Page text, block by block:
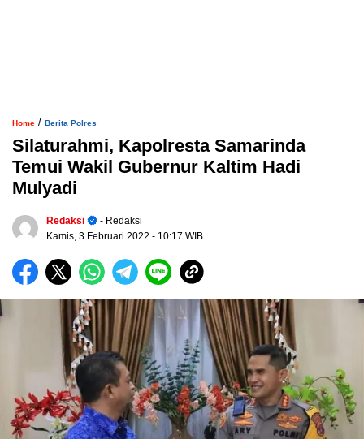
Home / Berita Polres
Silaturahmi, Kapolresta Samarinda
Temui Wakil Gubernur Kaltim Hadi
Mulyadi
Redaksi
- Redaksi
Kamis, 3 Februari 2022 - 10:17 WIB